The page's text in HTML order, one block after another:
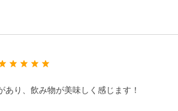
あり、飲み物が美味しく感じます！